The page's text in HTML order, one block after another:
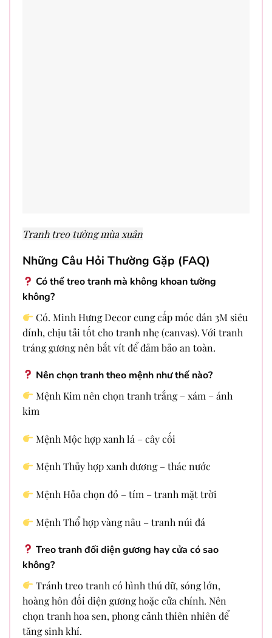
Tranh treo tường mùa xuân
Những Câu Hỏi Thường Gặp (FAQ)
Có thể treo tranh mà không khoan tường
không?
Có. Minh Hưng Decor cung cấp móc dán 3M siêu
dính, chịu tải tốt cho tranh nhẹ (canvas). Với tranh
tráng gương nên bắt vít để đảm bảo an toàn.
Nên chọn tranh theo mệnh như thế nào?
Mệnh Kim nên chọn tranh trắng – xám – ánh
kim
Mệnh Mộc hợp xanh lá – cây cối
Mệnh Thủy hợp xanh dương – thác nước
Mệnh Hỏa chọn đỏ – tím – tranh mặt trời
Mệnh Thổ hợp vàng nâu – tranh núi đá
Treo tranh đối diện gương hay cửa có sao
không?
Tránh treo tranh có hình thú dữ, sóng lớn,
hoàng hôn đối diện gương hoặc cửa chính. Nên
chọn tranh hoa sen, phong cảnh thiên nhiên để
tăng sinh khí.